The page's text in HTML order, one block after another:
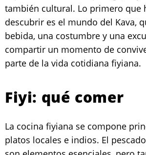
también cultural. Lo primero que
descubrir es el mundo del Kava,
bebida, una costumbre y una
compartir un momento de
parte de la vida cotidiana fiyiana.
Fiyi: qué comer
La cocina fiyiana se compone
platos locales e indios. El